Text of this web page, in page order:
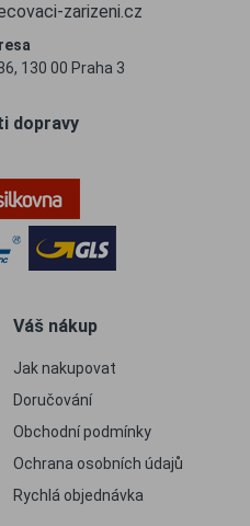
zarizeni.cz
130 00 Praha 3
dopravy
Váš nákup
Jak nakupovat
Doručování
Obchodní podmínky
Ochrana osobních údajů
Rychlá objednávka